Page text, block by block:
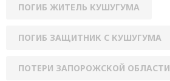
ПОГИБ ЖИТЕЛЬ КУШУГУМА
ПОГИБ ЗАЩИТНИК С КУШУГУМА
ПОТЕРИ ЗАПОРОЖСКОЙ ОБЛАСТИ